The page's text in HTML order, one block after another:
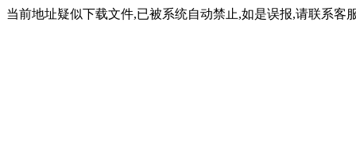
当前地址疑似下载文件,已被系统自动禁止,如是误报,请联系客